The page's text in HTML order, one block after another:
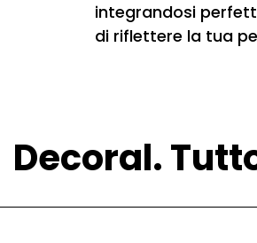
integrandosi
di riflettere la tua
Decoral.